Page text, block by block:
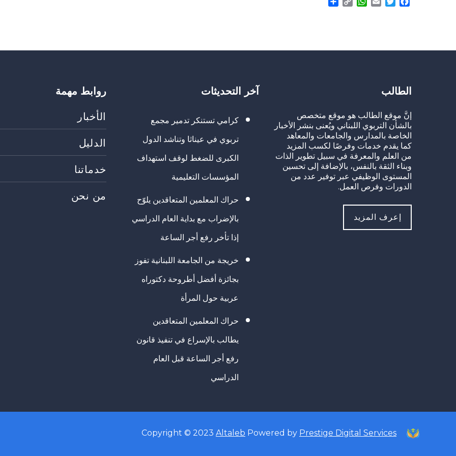
الطالب
إنَّ موقع الطالب هو موقع متخصص
بالشأن التربوي اللبناني ويُعنى بنشر الأخبار
الخاصة بالمدارس والجامعات والمعاهد
كما يقدم خدمات وفرصًا لكسب المزيد
من العلم والمعرفة في سبيل تطوير الذات
وبناء الثقة بالنفس، بالإضافة إلى تحسين
المستوى الوظيفي عبر توفير عدد من
الدورات وفرص العمل.
إعرف المزيد
آخر التحديثات
كرامي تستنكر تدمير مجمع
تربوي في عيناثا وتناشد الدول
الكبرى للضغط لوقف استهداف
المؤسسات التعليمية
حراك المعلمين المتعاقدين يلوّح
بالإضراب مع بداية العام الدراسي
إذا تأخر رفع أجر الساعة
خريجة من الجامعة اللبنانية تفوز
بجائزة أفضل أطروحة دكتوراه
عربية حول المرأة
حراك المعلمين المتعاقدين
يطالب بالإسراع في تنفيذ قانون
رفع أجر الساعة قبل العام
الدراسي
روابط مهمة
الأخبار
الدليل
خدماتنا
من نحن
Copyright © 2023 Altaleb Powered by Prestige Digital Services